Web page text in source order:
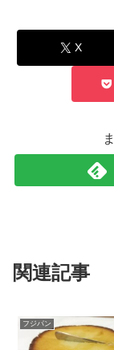
X
関連記事
フジパン